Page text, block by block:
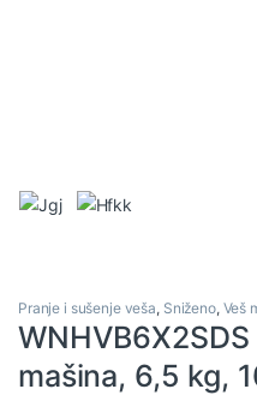
Pranje i sušenje veša, Sniženo, Veš
mašina, 6,5 kg,